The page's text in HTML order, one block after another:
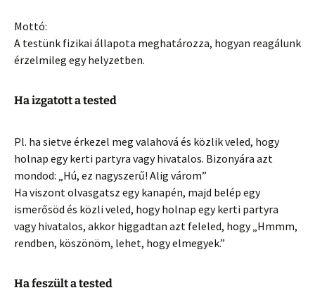
Mottó:
A testünk fizikai állapota meghatározza, hogyan reagálunk
érzelmileg egy helyzetben.
Ha izgatott a tested
Pl. ha sietve érkezel meg valahová és közlik veled, hogy
holnap egy kerti partyra vagy hivatalos. Bizonyára azt
mondod: „Hú, ez nagyszerű! Alig várom”
Ha viszont olvasgatsz egy kanapén, majd belép egy
ismerősöd és közli veled, hogy holnap egy kerti partyra
vagy hivatalos, akkor higgadtan azt feleled, hogy „Hmmm,
rendben, köszönöm, lehet, hogy elmegyek.”
Ha feszült a tested